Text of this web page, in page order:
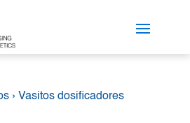
› Vasitos dosificadores